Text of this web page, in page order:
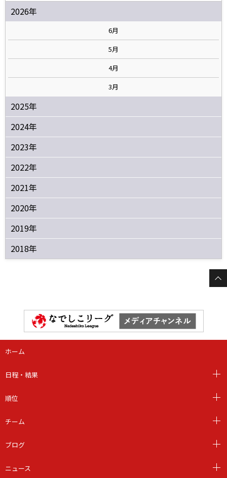
2026年
6月
5月
4月
3月
2025年
2024年
2023年
2022年
2021年
2020年
2019年
2018年
ホーム
日程・結果
順位
チーム
ブログ
ニュース